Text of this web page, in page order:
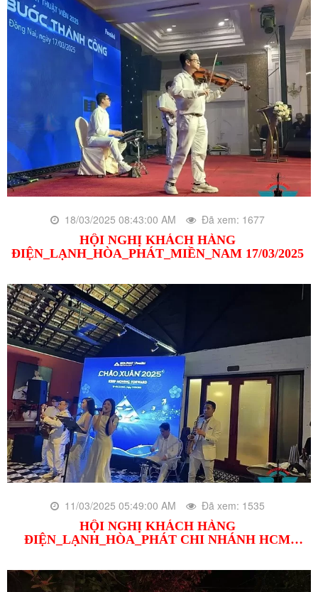
18/03/2025 08:43:00 AM Đã xem: 1677
HỘI NGHỊ KHÁCH HÀNG
ĐIỆN_LẠNH_HÒA_PHÁT_MIỀN_NAM 17/03/2025
11/03/2025 05:49:00 AM Đã xem: 1535
HỘI NGHỊ KHÁCH HÀNG
ĐIỆN_LẠNH_HÒA_PHÁT CHI NHÁNH HCM